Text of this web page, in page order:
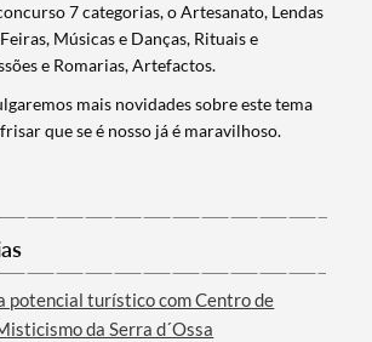
7 categorias, o Artesanato, Lendas
Músicas e Danças, Rituais e
e Romarias, Artefactos.
mais novidades sobre este tema
que se é nosso já é maravilhoso.
potencial turístico com Centro de
da Serra d´Ossa